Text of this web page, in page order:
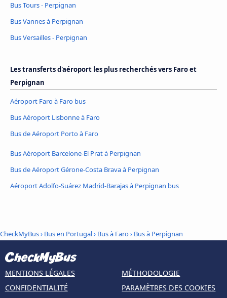
Bus Tours - Perpignan
Bus Vannes à Perpignan
Bus Versailles - Perpignan
Les transferts d'aéroport les plus recherchés vers Faro et
Perpignan
Aéroport Faro à Faro bus
Bus Aéroport Lisbonne à Faro
Bus de Aéroport Porto à Faro
Bus Aéroport Barcelone-El Prat à Perpignan
Bus de Aéroport Gérone-Costa Brava à Perpignan
Aéroport Adolfo-Suárez Madrid-Barajas à Perpignan bus
CheckMyBus› Bus en Portugal› Bus à Faro› Bus à Perpignan
MENTIONS LÉGALES
CONFIDENTIALITÉ
MÉTHODOLOGIE
PARAMÈTRES DES COOKIES